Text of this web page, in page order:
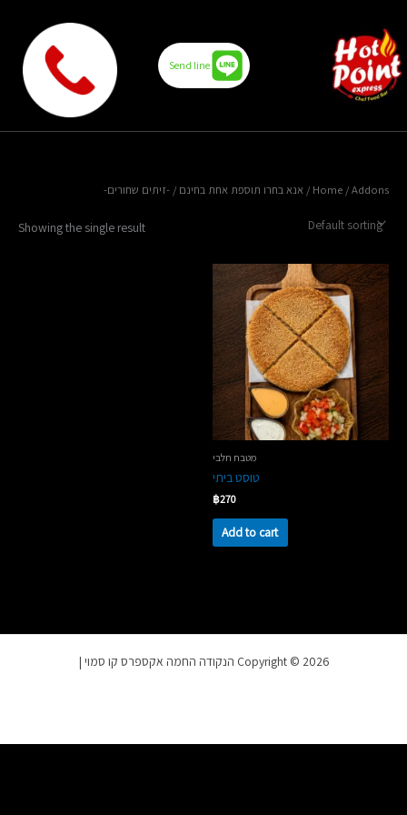
content
Send line
Home / Addons / אנא בחרו תוספת אחת בחינם / -זיתים שחורים-
Showing the single result
מטבח חלבי
טוסט ביתי
฿270
Add to cart
Copyright © 2026 הנקודה החמה אקספרס קו סמוי |